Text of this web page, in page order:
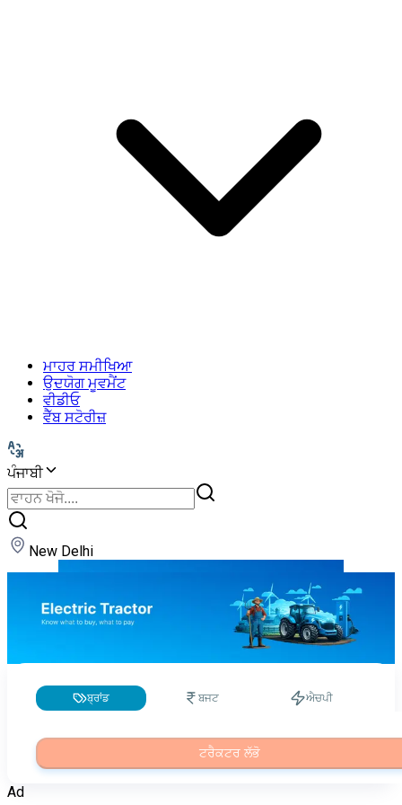
ਮਾਹਰ ਸਮੀਖਿਆ
ਉਦਯੋਗ ਮੂਵਮੈਂਟ
ਵੀਡੀਓ
ਵੈੱਬ ਸਟੋਰੀਜ਼
ਪੰਜਾਬੀ
New Delhi
ਬ੍ਰਾਂਡ ਬਜਟ ਐਚਪੀ
ਟਰੈਕਟਰ ਲੱਭੋ
Ad